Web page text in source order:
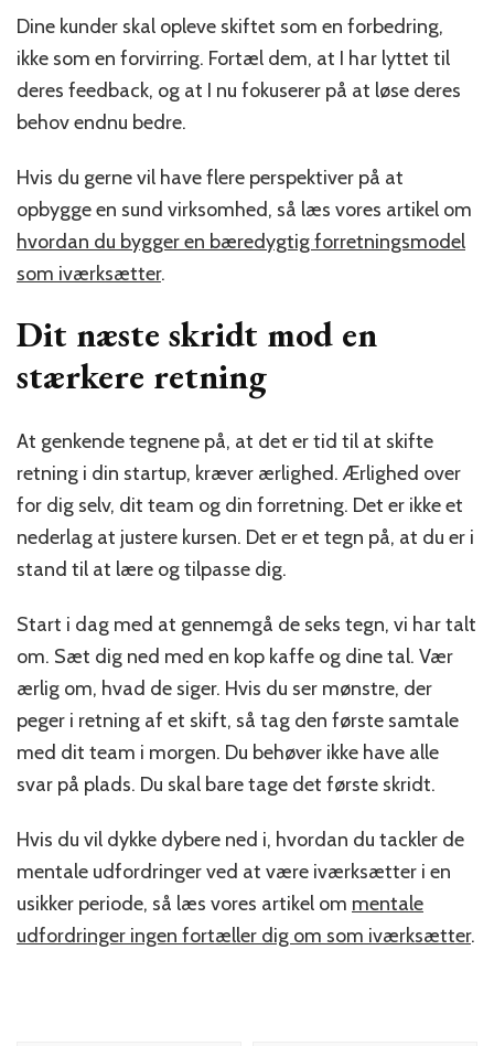
Dine kunder skal opleve skiftet som en forbedring,
ikke som en forvirring. Fortæl dem, at I har lyttet til
deres feedback, og at I nu fokuserer på at løse deres
behov endnu bedre.
Hvis du gerne vil have flere perspektiver på at
opbygge en sund virksomhed, så læs vores artikel om
hvordan du bygger en bæredygtig forretningsmodel
som iværksætter.
Dit næste skridt mod en
stærkere retning
At genkende tegnene på, at det er tid til at skifte
retning i din startup, kræver ærlighed. Ærlighed over
for dig selv, dit team og din forretning. Det er ikke et
nederlag at justere kursen. Det er et tegn på, at du er i
stand til at lære og tilpasse dig.
Start i dag med at gennemgå de seks tegn, vi har talt
om. Sæt dig ned med en kop kaffe og dine tal. Vær
ærlig om, hvad de siger. Hvis du ser mønstre, der
peger i retning af et skift, så tag den første samtale
med dit team i morgen. Du behøver ikke have alle
svar på plads. Du skal bare tage det første skridt.
Hvis du vil dykke dybere ned i, hvordan du tackler de
mentale udfordringer ved at være iværksætter i en
usikker periode, så læs vores artikel om mentale
udfordringer ingen fortæller dig om som iværksætter.